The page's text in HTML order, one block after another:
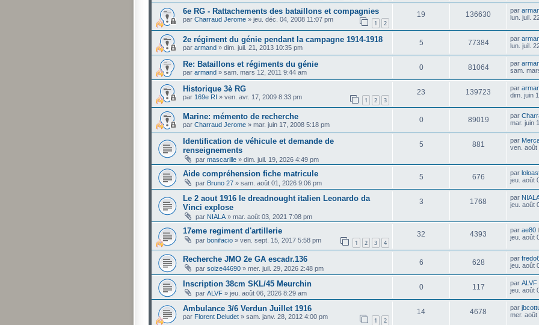
6e RG - Rattachements des bataillons et compagnies
par Charraud Jerome » jeu. déc. 04, 2008 11:07 pm 1 2
19 136630 par
lun. juil.
2e régiment du génie pendant la campagne 1914-1918
par armand » dim. juil. 21, 2013 10:35 pm
5 77384 par
lun. juil.
Re: Bataillons et régiments du génie
par armand » sam. mars 12, 2011 9:44 am
0 81064 par
sam.
Historique 3è RG
par 169e RI » ven. avr. 17, 2009 8:33 pm 1 2 3
23 139723 par
dim. juin
Marine: mémento de recherche
par Charraud Jerome » mar. juin 17, 2008 5:18 pm
0 89019 par
mar. juin
Identification de véhicule et demande de
renseignements
par mascarille » dim. juil. 19, 2026 4:49 pm
5 881 par
ven. août
Aide compréhension fiche matricule
par Bruno 27 » sam. août 01, 2026 9:06 pm
5 676 par
jeu. août
Le 2 aout 1916 le dreadnought italien Leonardo da
Vinci explose
par NIALA» mar. août 03, 2021 7:08 pm
3 1768 par
jeu. août
17eme regiment d'artillerie
par bonifacio » ven. sept. 15, 2017 5:58 pm 1 2 3 4
32 4393 par ae80
jeu. août
Recherche JMO 2e GA escadr.136
par soize44690 » mer. juil. 29, 2026 2:48 pm
6 628 par
jeu. août
Inscription 38cm SKL/45 Meurchin
par ALVF » jeu. août 06, 2026 8:29 am
0 117 par ALVF
jeu. août
Ambulance 3/6 Verdun Juillet 1916
par Florent Deludet » sam. janv. 28, 2012 4:00 pm 1 2
14 4678 par
mer. août